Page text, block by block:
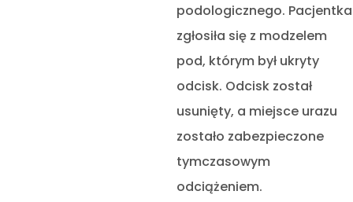
podologicznego. Pacjentka
zgłosiła się z modzelem
pod, którym był ukryty
odcisk. Odcisk został
usunięty, a miejsce urazu
zostało zabezpieczone
tymczasowym
odciążeniem.